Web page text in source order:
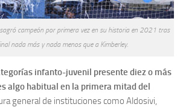
campeón por primera vez en su historia en 2021 tras
nada más y nada menos que a Kimberley.
infanto-juvenil presente diez o más
algo habitual en la primera mitad del
general de instituciones como Aldosivi,